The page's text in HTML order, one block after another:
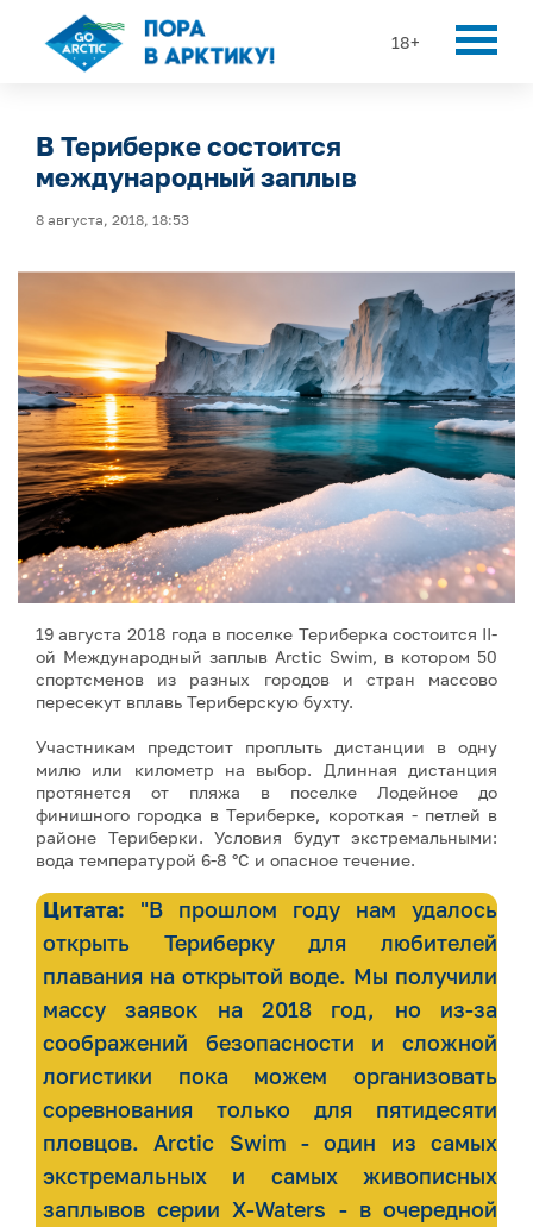
18+
В Териберке состоится
международный заплыв
8 августа, 2018, 18:53
19 августа 2018 года в поселке Териберка состоится II-
ой Международный заплыв Arctic Swim, в котором 50
спортсменов из разных городов и стран массово
пересекут вплавь Териберскую бухту.
Участникам предстоит проплыть дистанции в одну
милю или километр на выбор. Длинная дистанция
протянется от пляжа в поселке Лодейное до
финишного городка в Териберке, короткая - петлей в
районе Териберки. Условия будут экстремальными:
вода температурой 6-8 °C и опасное течение.
Цитата: "В прошлом году нам удалось
открыть Териберку для любителей
плавания на открытой воде. Мы получили
массу заявок на 2018 год, но из-за
соображений безопасности и сложной
логистики пока можем организовать
соревнования только для пятидесяти
пловцов. Arctic Swim - один из самых
экстремальных и самых живописных
заплывов серии X-Waters - в очередной